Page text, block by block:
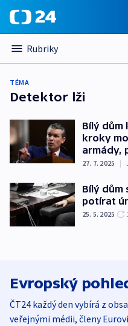
Rubriky
TÉMA
Detektor lži
Bílý dům
kroky
armády,
27. 7. 2025 |
Bílý dům
potírat
25. 5. 2025
Evropský
ČT24 každý den vybírá z
veřejnými médii, členy